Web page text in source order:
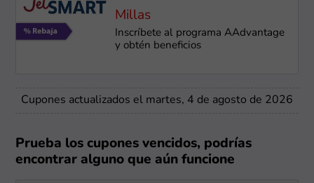
Millas
Inscríbete al programa AAdvantage
y obtén beneficios
Cupones actualizados el martes, 4 de agosto de 2026
Prueba los cupones vencidos, podrías
encontrar alguno que aún funcione